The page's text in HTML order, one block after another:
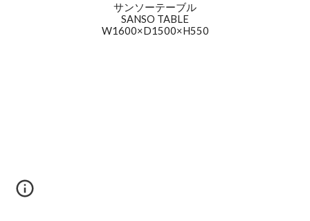
サンソーテーブル
SANSO TABLE
W1600×D1500×H550